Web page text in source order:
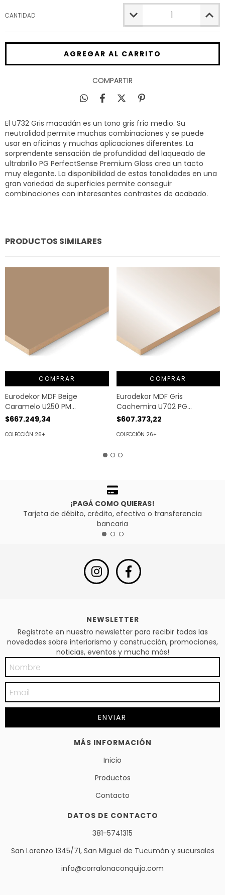
CANTIDAD
COMPARTIR
El U732 Gris macadán es un tono gris frío medio. Su
neutralidad permite muchas combinaciones y se puede
usar en oficinas y muchas aplicaciones diferentes. La
sorprendente sensación de profundidad del laqueado de
ultrabrillo PG PerfectSense Premium Gloss crea un tacto
muy elegante. La disponibilidad de estas tonalidades en una
gran variedad de superficies permite conseguir
combinaciones con interesantes contrastes de acabado.
PRODUCTOS SIMILARES
COMPRAR
Eurodekor MDF Beige
Caramelo U250 PM
Perfectsense Matt Egger
$667.249,34
COLECCIÓN 26+
COMPRAR
Eurodekor MDF Gris
Cachemira U702 PG
Perfectsense Gloss Egger
$607.373,22
COLECCIÓN 26+
¡PAGÁ COMO QUIERAS!
Tarjeta de débito, crédito, efectivo o transferencia
bancaria
NEWSLETTER
Registrate en nuestro newsletter para recibir todas las
novedades sobre interiorismo y construcción, promociones,
noticias, eventos y mucho más!
MÁS INFORMACIÓN
Inicio
Productos
Contacto
DATOS DE CONTACTO
381-5741315
San Lorenzo 1345/71, San Miguel de Tucumán y sucursales
info@corralonaconquija.com